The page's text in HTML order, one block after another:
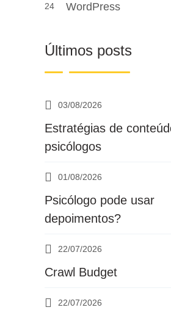
24 WordPress
Últimos posts
03/08/2026
Estratégias de
psicólogos
01/08/2026
Psicólogo pode usar
depoimentos?
22/07/2026
Crawl Budget
22/07/2026